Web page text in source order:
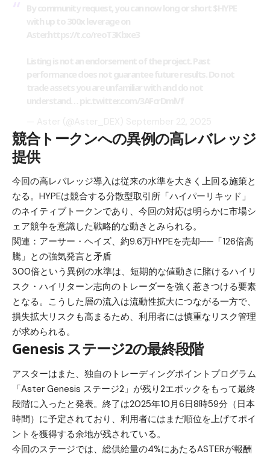
競合トークンへの異例の高レバレッジ
提供
今回の高レバレッジ導入は従来の水準を大きく上回る施策と
なる。HYPEは競合する分散型取引所「ハイパーリキッド」
のネイティブトークンであり、今回の対応は明らかに市場シ
ェア競争を意識した戦略的な動きとみられる。
関連： アーサー・ヘイズ、約9.6万HYPEを売却──「126倍高
騰」との強気発言と矛盾
300倍という異例の水準は、短期的な値動きに賭けるハイリ
スク・ハイリターン志向のトレーダーを強く惹きつける要素
となる。こうした層の流入は流動性拡大につながる一方で、
損失拡大リスクも高まるため、利用者には慎重なリスク管理
が求められる。
Genesis ステージ2の最終段階
アスターはまた、独自のトレーディングポイントプログラム
「Aster Genesis ステージ2」が残り2エポックをもって最終
段階に入ったと発表。終了は2025年10月6日8時59分（日本
時間）に予定されており、利用者にはまだ順位を上げてポイ
ントを獲得する余地が残されている。
今回のステージでは、総供給量の4%にあたるASTERが報酬